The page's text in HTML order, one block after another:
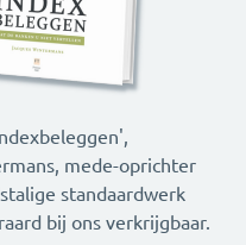
mede-oprichter
standaardwerk
bij ons verkrijgbaar.